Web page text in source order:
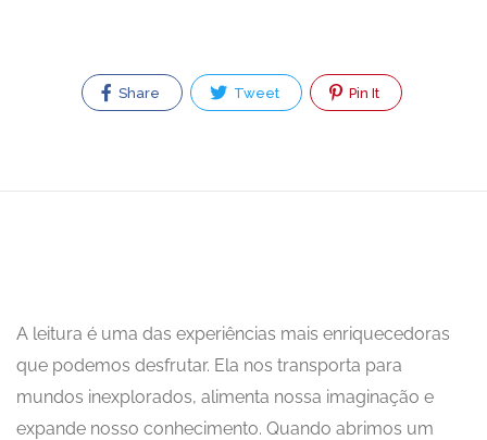
Share Tweet Pin It
A leitura é uma das experiências mais enriquecedoras
que podemos desfrutar. Ela nos transporta para
mundos inexplorados, alimenta nossa imaginação e
expande nosso conhecimento. Quando abrimos um